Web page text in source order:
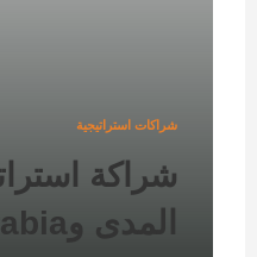
شراكات استراتيجية
شراكة
المدى وBVGI Arabia